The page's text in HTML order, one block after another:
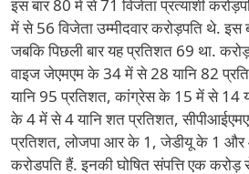
इस बार 80 में से 71 विजेता प्रत्याशी
में से 56 विजेता उम्मीदवार करोड़पति थे. इस
जबकि पिछली बार यह प्रतिशत 69 था.
वाइज जेएमएम के 34 में से 28 यानि 82
यानि 95 प्रतिशत, कांग्रेस के 15 में से 14
के 4 में से 4 यानि शत प्रतिशत,
प्रतिशत, लोजपा आर के 1, जेडीयू के 1 और
करोडपति हैं. इनकी घोषित संपत्ति एक करोड़